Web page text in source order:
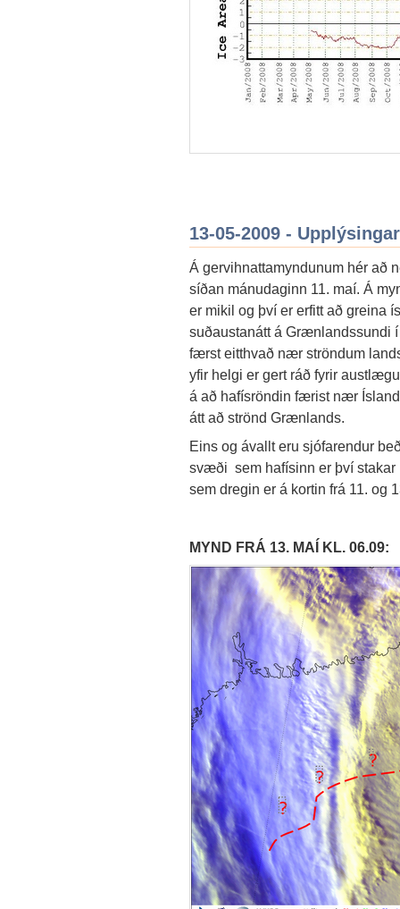
13-05-2009 -
Á gervihnattamyndunum hér að
síðan mánudaginn 11. maí. Á
er mikil og því er erfitt að greina
suðaustanátt á Grænlandssundi
færst eitthvað nær ströndum
yfir helgi er gert ráð fyrir
á að hafísröndin færist nær
átt að strönd Grænlands.
Eins og ávallt eru sjófarendur
svæði sem hafísinn er því stakar
sem dregin er á kortin frá 11. og
MYND FRÁ 13. MAÍ KL. 06.09: